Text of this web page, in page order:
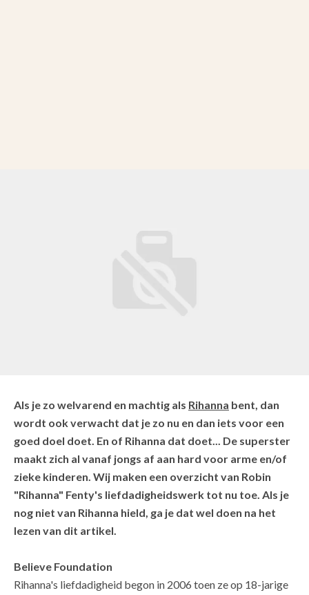
Als je zo welvarend en machtig als Rihanna bent, dan
wordt ook verwacht dat je zo nu en dan iets voor een
goed doel doet. En of Rihanna dat doet... De superster
maakt zich al vanaf jongs af aan hard voor arme en/of
zieke kinderen. Wij maken een overzicht van Robin
"Rihanna" Fenty's liefdadigheidswerk tot nu toe. Als je
nog niet van Rihanna hield, ga je dat wel doen na het
lezen van dit artikel.
Believe Foundation
Rihanna's liefdadigheid begon in 2006 toen ze op 18-jarige